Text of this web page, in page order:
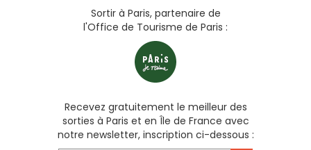
Sortir à Paris, partenaire de
l'Office de Tourisme de Paris :
Recevez gratuitement le meilleur des
sorties à Paris et en Île de France avec
notre newsletter, inscription ci-dessous :